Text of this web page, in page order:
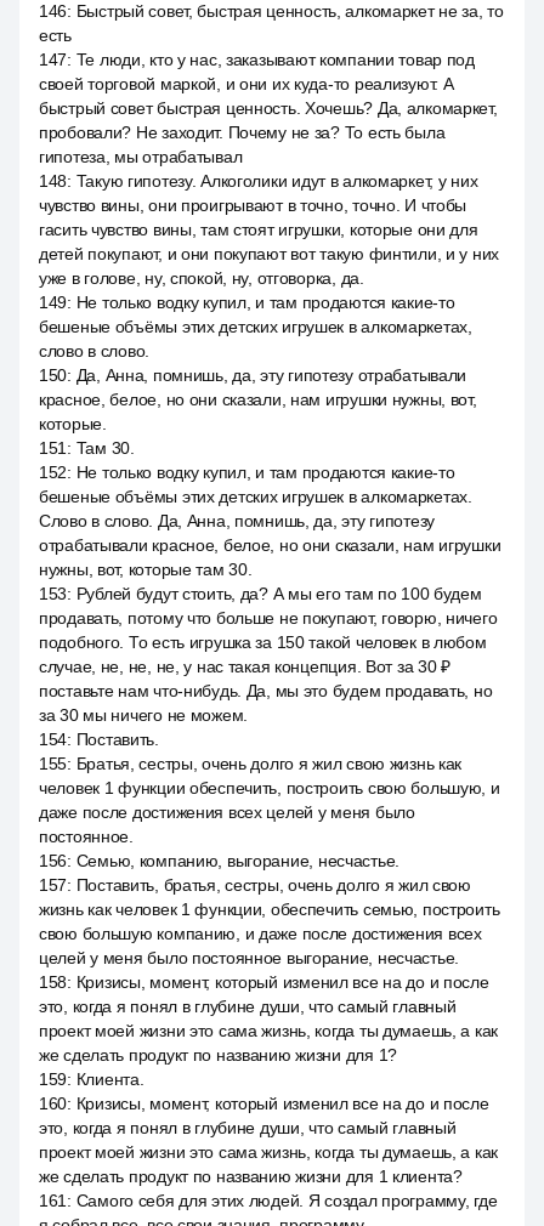
146: Быстрый совет, быстрая ценность, алкомаркет не за, то
есть
147: Те люди, кто у нас, заказывают компании товар под
своей торговой маркой, и они их куда-то реализуют. А
быстрый совет быстрая ценность. Хочешь? Да, алкомаркет,
пробовали? Не заходит. Почему не за? То есть была
гипотеза, мы отрабатывал
148: Такую гипотезу. Алкоголики идут в алкомаркет, у них
чувство вины, они проигрывают в точно, точно. И чтобы
гасить чувство вины, там стоят игрушки, которые они для
детей покупают, и они покупают вот такую финтили, и у них
уже в голове, ну, спокой, ну, отговорка, да.
149: Не только водку купил, и там продаются какие-то
бешеные объёмы этих детских игрушек в алкомаркетах,
слово в слово.
150: Да, Анна, помнишь, да, эту гипотезу отрабатывали
красное, белое, но они сказали, нам игрушки нужны, вот,
которые.
151 : Там 30.
152: Не только водку купил, и там продаются какие-то
бешеные объёмы этих детских игрушек в алкомаркетах.
Слово в слово. Да, Анна, помнишь, да, эту гипотезу
отрабатывали красное, белое, но они сказали, нам игрушки
нужны, вот, которые там 30.
153: Рублей будут стоить, да? А мы его там по 100 будем
продавать, потому что больше не покупают, говорю, ничего
подобного. То есть игрушка за 150 такой человек в любом
случае, не, не, не, у нас такая концепция. Вот за 30 ₽
поставьте нам что-нибудь. Да, мы это будем продавать, но
за 30 мы ничего не можем.
154: Поставить.
155: Братья, сестры, очень долго я жил свою жизнь как
человек 1 функции обеспечить, построить свою большую, и
даже после достижения всех целей у меня было
постоянное.
156: Семью, компанию, выгорание, несчастье.
157: Поставить, братья, сестры, очень долго я жил свою
жизнь как человек 1 функции, обеспечить семью, построить
свою большую компанию, и даже после достижения всех
целей у меня было постоянное выгорание, несчастье.
158: Кризисы, момент, который изменил все на до и после
это, когда я понял в глубине души, что самый главный
проект моей жизни это сама жизнь, когда ты думаешь, а как
же сделать продукт по названию жизни для 1?
159: Клиента.
160: Кризисы, момент, который изменил все на до и после
это, когда я понял в глубине души, что самый главный
проект моей жизни это сама жизнь, когда ты думаешь, а как
же сделать продукт по названию жизни для 1 клиента?
161 : Самого себя для этих людей. Я создал программу, где